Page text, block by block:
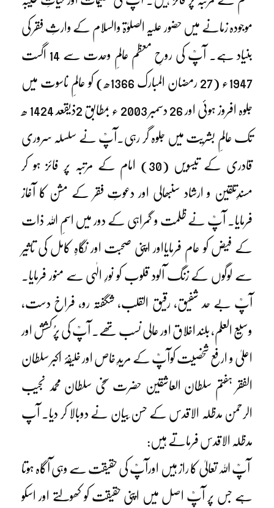
موجودہ زمانے میں حضور علیہ الصلوٰۃ والسلام کے وارثِ فقر کی
بنیاد ہے۔ آپؒ کی روحِ معظم عالمِ وحدت سے 14 اگست
1947ء (27 رمضان المبارک 1366ھ) کو عالمِ ناسوت میں
جلوہ افروز ہوئی اور 26 دسمبر 2003 ء بمطابق 2ذیقعد 1424 ھ
تک عالمِ بشریت میں جلوہ گر رہی۔آپؒ نے سلسلہ سروری
قادری کے تیسویں (30) امام کے مرتبہ پر فائز ہو کر
مسندِتلقین و ارشاد سنبھالی اور دعوتِ فقر کے مشن کا آغاز
فرمایا۔ آپؒ نے ظلمت و گمراہی کے دور میں اسمِ اللہ ذات
کے فیض کو عام فرمایااور اپنی صحبت اور نگاہِ کامل کی تاثیر
سے لوگوں کے زنگ آلود قلوب کو نورِ الٰہی سے منور فرمایا۔
آپؒ بے حد شفیق، رقیق القلب، شگفتہ رو، فراخ دست،
وسیع العلم، بلند اخلاق اور عالی نسب تھے۔ آپؒ کی پرُ کشش اور
اعلیٰ و ارفع شخصیت کوآپؒ کے مریدِ خاص اور خلیفۂ اکبر سلطان
الفقر ہفتم سلطان العاشقین حضرت سخی سلطان محمد نجیب
الرحمن مدظلہ الاقدس کے حسن ِبیان نے دوبالا کر دیا۔ آپ
مدظلہ الاقدس فرماتے ہیں:
آپؒ اللہ تعالیٰ کا راز ہیں اورآپؒ کی حقیقت سے وہی آگاہ ہوتا
ہے جس پر آپؒ اصل میں اپنی حقیقت کو کھولتے اور اسکو